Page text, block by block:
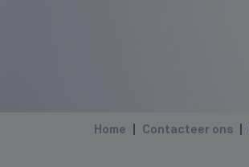
Home Contacteer ons